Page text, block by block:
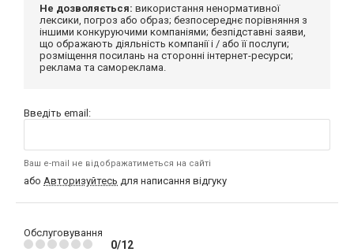
Не дозволяється: використання ненормативної
лексики, погроз або образ; безпосереднє порівняння з
іншими конкуруючими компаніями; безпідставні заяви,
що ображають діяльність компанії і / або її послуги;
розміщення посилань на сторонні інтернет-ресурси;
реклама та самореклама.
Введіть email:
Ваш e-mail не відображатиметься на сайті
або Авторизуйтесь для написання відгуку
Обслуговування
0/12